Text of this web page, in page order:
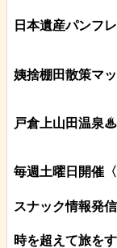
日本遺産パンフ
姨捨棚田散策マ
戸倉上山田温泉♨
毎週土曜日開催
スナック情報発
時を超えて旅を